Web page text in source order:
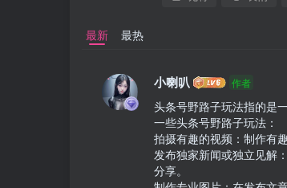
最新 最热
小喇叭 作者
头条号野路子玩法指的是
一些头条号野路子玩法：
拍摄有趣的视频：制作有
发布独家新闻或独立见解
分享。